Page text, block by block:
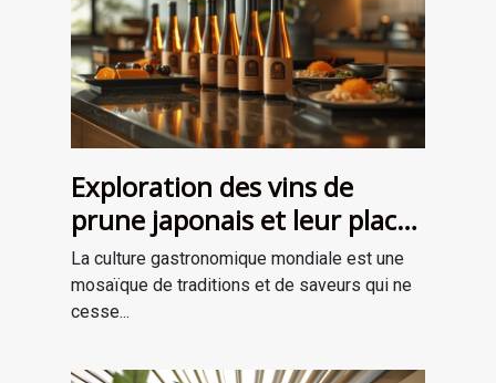
Exploration des vins de
prune japonais et leur place
dans la gastronomie
moderne
La culture gastronomique mondiale est une
mosaïque de traditions et de saveurs qui ne
cesse...